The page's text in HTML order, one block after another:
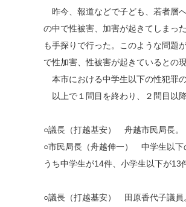
昨今、報道などで子ども、若者層
の中で性被害、加害が起きてしまっ
も手探りで行った。このような問題
で性加害、性被害が起きているとの
本市における中学生以下の性犯罪
以上で１問目を終わり、２問目以
○議長（打越基安） 舟越市民局長。
○市民局長（舟越伸一） 中学生以下
うち中学生が14件、小学生以下が13
○議長（打越基安） 田原香代子議員